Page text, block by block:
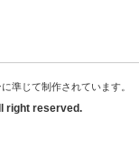
準じて制作されています。
right reserved.